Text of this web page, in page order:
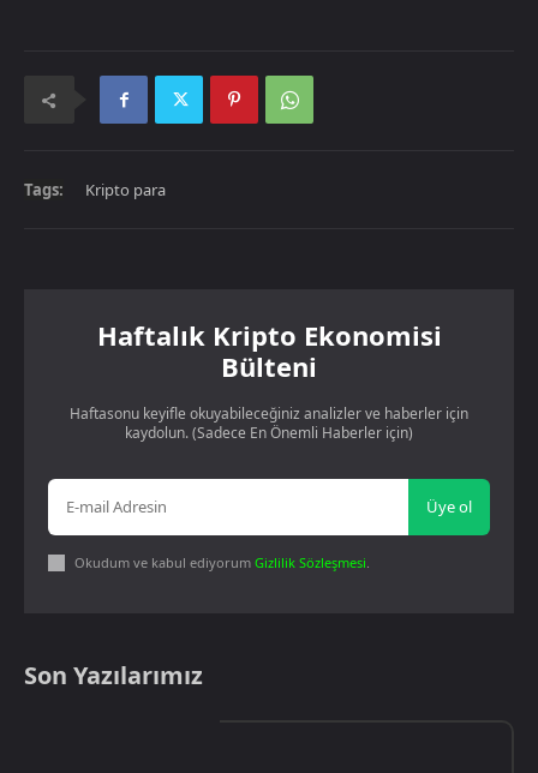
Tags: Kripto para
Haftalık Kripto Ekonomisi
Bülteni
Haftasonu keyifle okuyabileceğiniz analizler ve haberler için
kaydolun. (Sadece En Önemli Haberler için)
Üye ol
Okudum ve kabul ediyorum Gizlilik Sözleşmesi.
Son Yazılarımız